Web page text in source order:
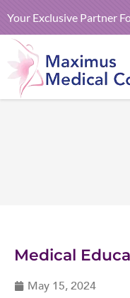
Your Exclusive Partner
Medical
May 15, 2024